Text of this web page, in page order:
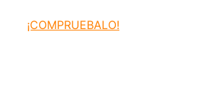
¡COMPRUEBALO!